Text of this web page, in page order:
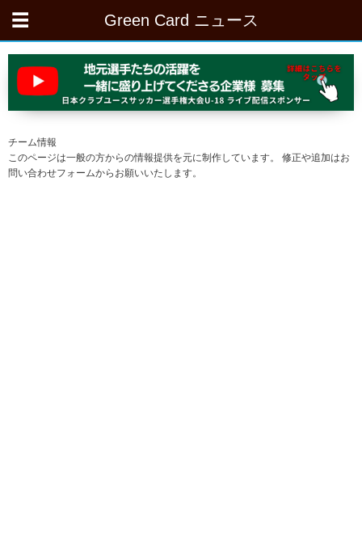
Green Card ニュース
チーム情報
このページは一般の方からの情報提供を元に制作しています。 修正や追加はお
問い合わせフォームからお願いいたします。